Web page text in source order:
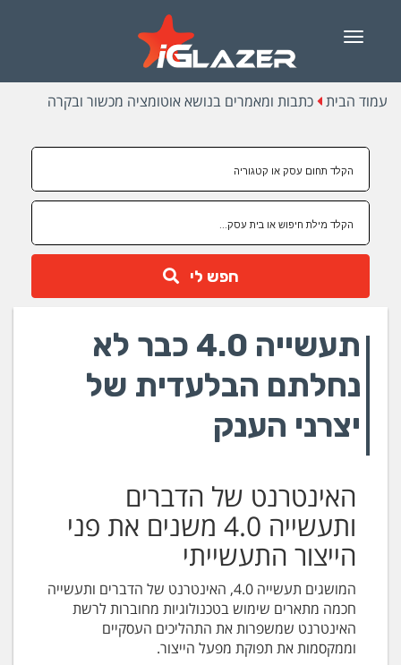
Menu
עמוד הבית כתבות ומאמרים בנושא אוטומציה מכשור ובקרה
חפש לי
תעשייה 4.0 כבר לא
נחלתם הבלעדית של
יצרני הענק
האינטרנט של הדברים
ותעשייה 4.0 משנים את פני
הייצור התעשייתי
המושגים תעשייה 4.0, האינטרנט של הדברים ותעשייה
חכמה מתארים שימוש בטכנולוגיות מחוברות לרשת
האינטרנט שמשפרות את התהליכים העסקיים
וממקסמות את תפוקת מפעל הייצור.